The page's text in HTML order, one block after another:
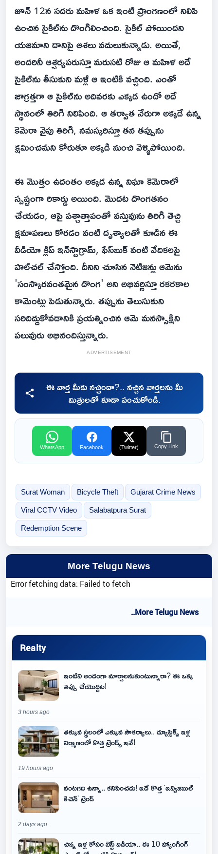
జూన్ 12న సదరు మహిళ ఒక ఇంటి ప్రాంగణంలో నిలిపి
ఉంచిన సైకిల్‌ను దొంగిలించింది. సైకిల్ పోయిందని
యజమాని దానిపై ఆశలు వదులుకున్నాడు. అయితే,
అందరినీ ఆశ్చర్యపరుస్తూ మరుసటి రోజు ఆ మహిళ అదే
సైకిల్‌ను తీసుకుని మళ్లీ ఆ ఇంటికి వచ్చింది. ఎంతో
జాగ్రత్తగా ఆ సైకిల్‌ను అదివరకు ఎక్కడ ఉందో అదే
స్థానంలో తిరిగి నిలిపింది. ఆ తర్వాత నేరుగా అక్కడే ఉన్న
కెమెరా వైపు తిరిగి, నమస్కరిస్తూ తన తప్పును
క్షమించమని కోరుతూ అక్కడి నుంచి వెళ్ళిపోయింది.
ఈ మొత్తం ఉదంతం అక్కడ ఉన్న నిఘా కెమెరాలో
స్పష్టంగా రికార్డు అయింది. మొదట దొంగతనం
చేయడం, ఆపై పశ్చాత్తాపంతో వస్తువును తిరిగి తెచ్చి
క్షమాపణలు కోరడం వంటి దృశ్యాలతో కూడిన ఈ
వీడియో క్లిప్ ఇన్‌స్టాగ్రామ్, ఫేస్‌బుక్ వంటి వేదికలపై
హల్‌చల్ చేస్తోంది. దీనిని చూసిన నెటిజన్లు ఆమెను
'సంస్కారవంతమైన దొంగ' అని అభివర్ణిస్తూ రకరకాల
కామెంట్లు పెడుతున్నారు. తప్పును తెలుసుకుని
సరిదిద్దుకోవడానికి ప్రయత్నించిన ఆమె మనస్సాక్షిని
పలువురు అభినందిస్తున్నారు.
ADVERTISEMENT
ఈ వార్త మీకు నచ్చిందా?.. నచ్చిన వార్తలను మీ
మిత్రులతో కూడా పంచుకోండి.
WhatsApp Facebook (Twitter) Copy Link
Surat Woman Bicycle Theft Gujarat Crime News
Viral CCTV Video Salabatpura Surat
Redemption Scene
More Telugu News
Error fetching data: Failed to fetch
..More Telugu News
Realty
ఇంటిని అందంగా మార్చాలనుకుంటున్నారా? ఈ ఒక్క
తప్పు చేయొద్దట!
3 hours ago
తక్కువ స్థలంలో ఎక్కువ సౌకర్యాలు.. డ్యూప్లెక్స్ ఇళ్ల
నిర్మాణంలో కొత్త ట్రెండ్స్ ఇవే!
19 hours ago
వంటగది ఉన్నా.. కనిపించదు! ఇదే కొత్త 'ఇన్విజిబుల్
కిచెన్' ట్రెండ్
2 days ago
చిన్న ఇళ్ల కోసం బెస్ట్ ఐడియా.. ఈ 10 హ్యాంగింగ్